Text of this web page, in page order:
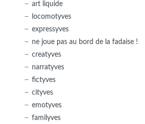
art liquide
locomotyves
expressyves
ne joue pas au bord de la fadaise !
creatyves
narratyves
fictyves
cityves
emotyves
familyves